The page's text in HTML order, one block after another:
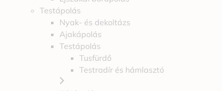
Testápolás
Nyak- és dekoltázs
Ajakápolás
Testápolás
Tusfürdő
Testradír és hámlasztó